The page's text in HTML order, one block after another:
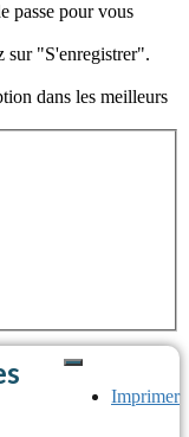
passe pour vous
sur "S'enregistrer".
dans les meilleurs
Imprimer